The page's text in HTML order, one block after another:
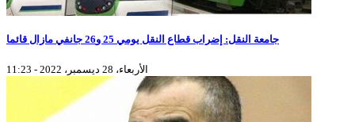
جامعة النقل: إضراب قطاع النقل يومي 25 و26 جانفي مازال قائما
الأربعاء، 28 ديسمبر، 2022 - 11:23